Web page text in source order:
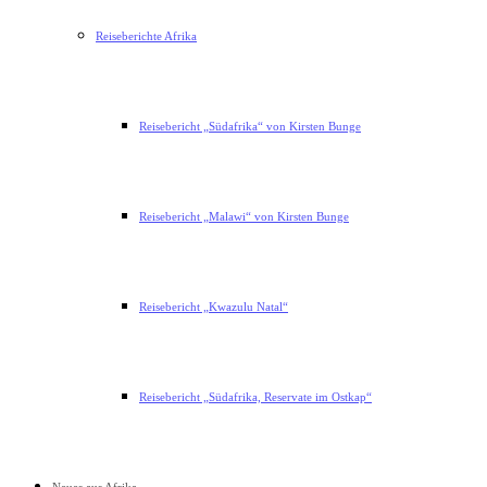
Reiseberichte Afrika
Reisebericht „Südafrika“ von Kirsten Bunge
Reisebericht „Malawi“ von Kirsten Bunge
Reisebericht „Kwazulu Natal“
Reisebericht „Südafrika, Reservate im Ostkap“